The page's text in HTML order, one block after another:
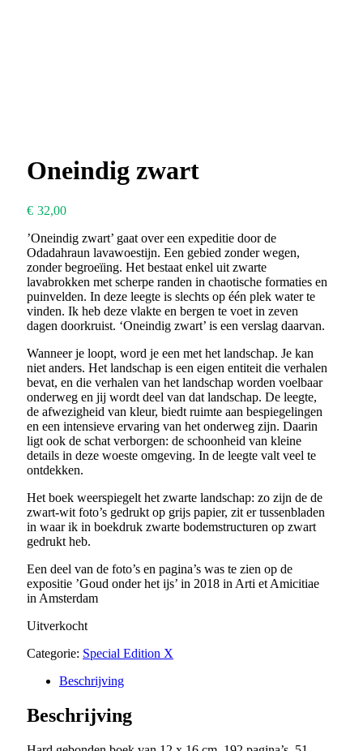
Oneindig zwart
€ 32,00
’Oneindig zwart’ gaat over een expeditie door de
Odadahraun lavawoestijn. Een gebied zonder wegen,
zonder begroeïing. Het bestaat enkel uit zwarte
lavabrokken met scherpe randen in chaotische formaties en
puinvelden. In deze leegte is slechts op één plek water te
vinden. Ik heb deze vlakte en bergen te voet in zeven
dagen doorkruist. ‘Oneindig zwart’ is een verslag daarvan.
Wanneer je loopt, word je een met het landschap. Je kan
niet anders. Het landschap is een eigen entiteit die verhalen
bevat, en die verhalen van het landschap worden voelbaar
onderweg en jij wordt deel van dat landschap. De leegte,
de afwezigheid van kleur, biedt ruimte aan bespiegelingen
en een intensieve ervaring van het onderweg zijn. Daarin
ligt ook de schat verborgen: de schoonheid van kleine
details in deze woeste omgeving. In de leegte valt veel te
ontdekken.
Het boek weerspiegelt het zwarte landschap: zo zijn de de
zwart-wit foto’s gedrukt op grijs papier, zit er tussenbladen
in waar ik in boekdruk zwarte bodemstructuren op zwart
gedrukt heb.
Een deel van de foto’s en pagina’s was te zien op de
expositie ’Goud onder het ijs’ in 2018 in Arti et Amicitiae
in Amsterdam
Uitverkocht
Categorie: Special Edition X
Beschrijving
Beschrijving